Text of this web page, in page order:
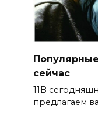
сейчас
11В
предлагаем